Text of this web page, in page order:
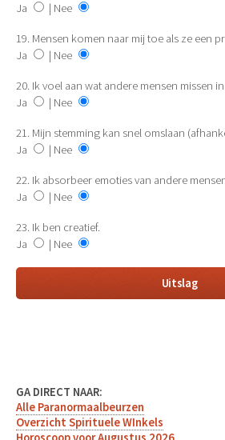
Ja
| Nee
19. Mensen komen naar mij toe als ze een
Ja
| Nee
20. Ik voel aan wat andere mensen missen
Ja
| Nee
21. Mijn stemming kan snel omslaan
Ja
| Nee
22. Ik absorbeer emoties van andere
Ja
| Nee
23. Ik ben creatief.
Ja
| Nee
GA DIRECT NAAR:
Alle Paranormaalbeurzen
Overzicht Spirituele WInkels